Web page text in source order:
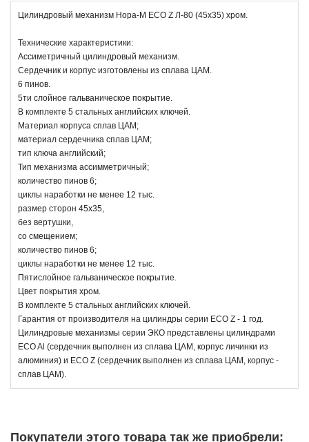
Цилиндровый механизм Нора-М ЕСО Z Л-80 (45х35) хром.
Технические характеристики:
Ассиметричный цилиндровый механизм.
Сердечник и корпус изготовлены из сплава ЦАМ.
6 пинов.
5ти слойное гальваническое покрытие.
В комплекте 5 стальных английских ключей.
Материал корпуса сплав ЦАМ;
материал сердечника сплав ЦАМ;
тип ключа английский;
Тип механизма ассимметричный;
количество пинов 6;
циклы наработки не менее 12 тыс.
размер сторон 45х35,
без вертушки,
со смещением;
количество пинов 6;
циклы наработки не менее 12 тыс.
Пятислойное гальваническое покрытие.
Цвет покрытия хром.
В комплекте 5 стальных английских ключей.
Гарантия от производителя на цилиндры серии ECO Z - 1 год.
Цилиндровые механизмы серии ЭКО представлены цилиндрами
ECO Al (сердечник выполнен из сплава ЦАМ, корпус личинки из
алюминия) и ECO Z (сердечник выполнен из сплава ЦАМ, корпус -
сплав ЦАМ).
Покупатели этого товара так же приобрели: